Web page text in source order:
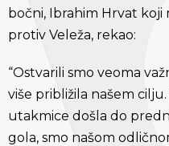
bočni, Ibrahim Hrvat koji
protiv Veleža, rekao:
“Ostvarili smo veoma
više približila našem
utakmice došla do
gola, smo našom